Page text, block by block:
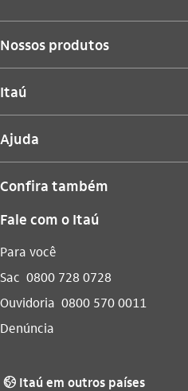
Nossos produtos
Itaú
Ajuda
Confira também
Fale com o Itaú
Para você
Sac 0800 728 0728
Ouvidoria 0800 570 0011
Denúncia
globo_outline Itaú em outros países